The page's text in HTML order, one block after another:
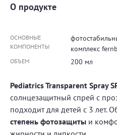
О продукте
ОСНОВНЫЕ
КОМПОНЕНТЫ
комплекс
ОБЪЕМ 200 мл
Pediatrics Transparent Spray
солнцезащитный спрей с
подходит для детей с 3 лет.
степень фотозащиты и